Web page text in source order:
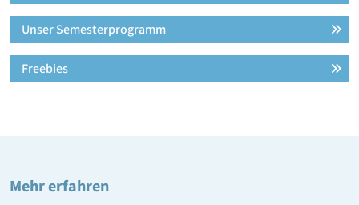
Unser Semesterprogramm
Freebies
Mehr erfahren